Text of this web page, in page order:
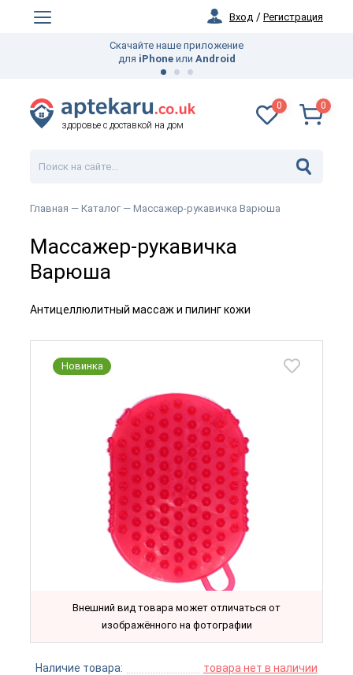
Вход / Регистрация
Скачайте наше приложение
для iPhone или Android
здоровье с доставкой на дом
0 0
Главная — Каталог — Массажер-рукавичка Варюша
Массажер-рукавичка
Варюша
Антицеллюлитный массаж и пилинг кожи
Новинка
Внешний вид товара может отличаться от
изображённого на фотографии
Наличие товара: товара нет в наличии